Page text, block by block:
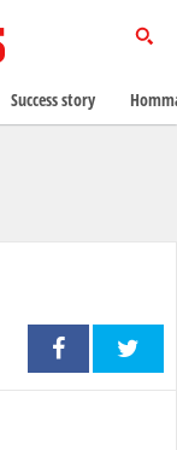
Success story